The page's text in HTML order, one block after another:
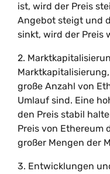
ist, wird der Preis
Angebot steigt und
sinkt, wird der Preis
2.
große Anzahl von
Umlauf sind. Eine
den Preis stabil
Preis von Ethereum
großer Mengen der
3. Entwicklungen